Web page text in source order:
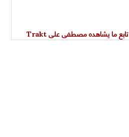
تابع ما يشاهده مصطفى على Trakt